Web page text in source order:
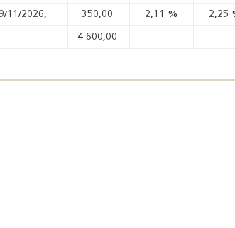
11/2026, 350,00 2,11 % 2,25
4 600,00